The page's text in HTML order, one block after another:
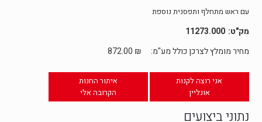
עם ראש מתחלף ותפסנית נוספת
11273.000
מחיר מומלץ לצרכן כולל מע"מ:
872.00 ₪
אני רוצה לקנות
אונליין
איתור החנות
הקרובה אלי
נתוני ביצועים